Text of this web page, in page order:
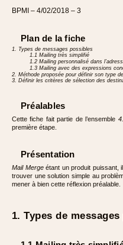
BPMI – 4/02/2018 – 3
Plan de la fiche
1. Types de messages possibles
1.1 Mailing très simplifié
1.2 Mailing personnalisé dans
1.3 Mailing avec des expressions
2. Méthode proposée pour définir son type
3. Définir les critères de sélection des
Préalables
Cette fiche fait partie de l’ensemble
première étape.
Présentation
Mail Mergeétant un produit puissant,
trouver une solution simple au
mener à bien cette réflexion préalable.
1. Types de